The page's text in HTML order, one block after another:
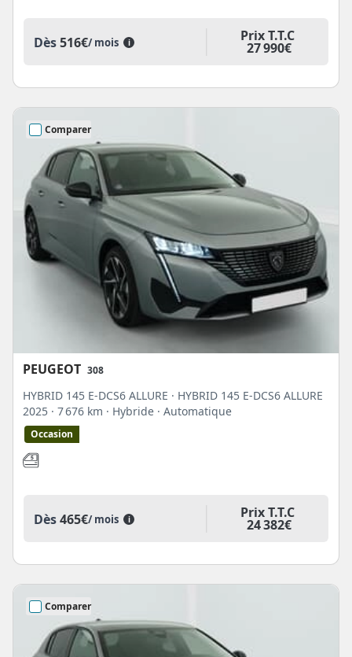
Dès516€/ mois i Prix T.T.C
27 990€
Comparer
PEUGEOT 308
HYBRID 145 E-DCS6 ALLURE · HYBRID 145 E-DCS6 ALLURE
2025 · 7 676 km · Hybride · Automatique
Occasion
Dès465€/ mois i Prix T.T.C
24 382€
Comparer